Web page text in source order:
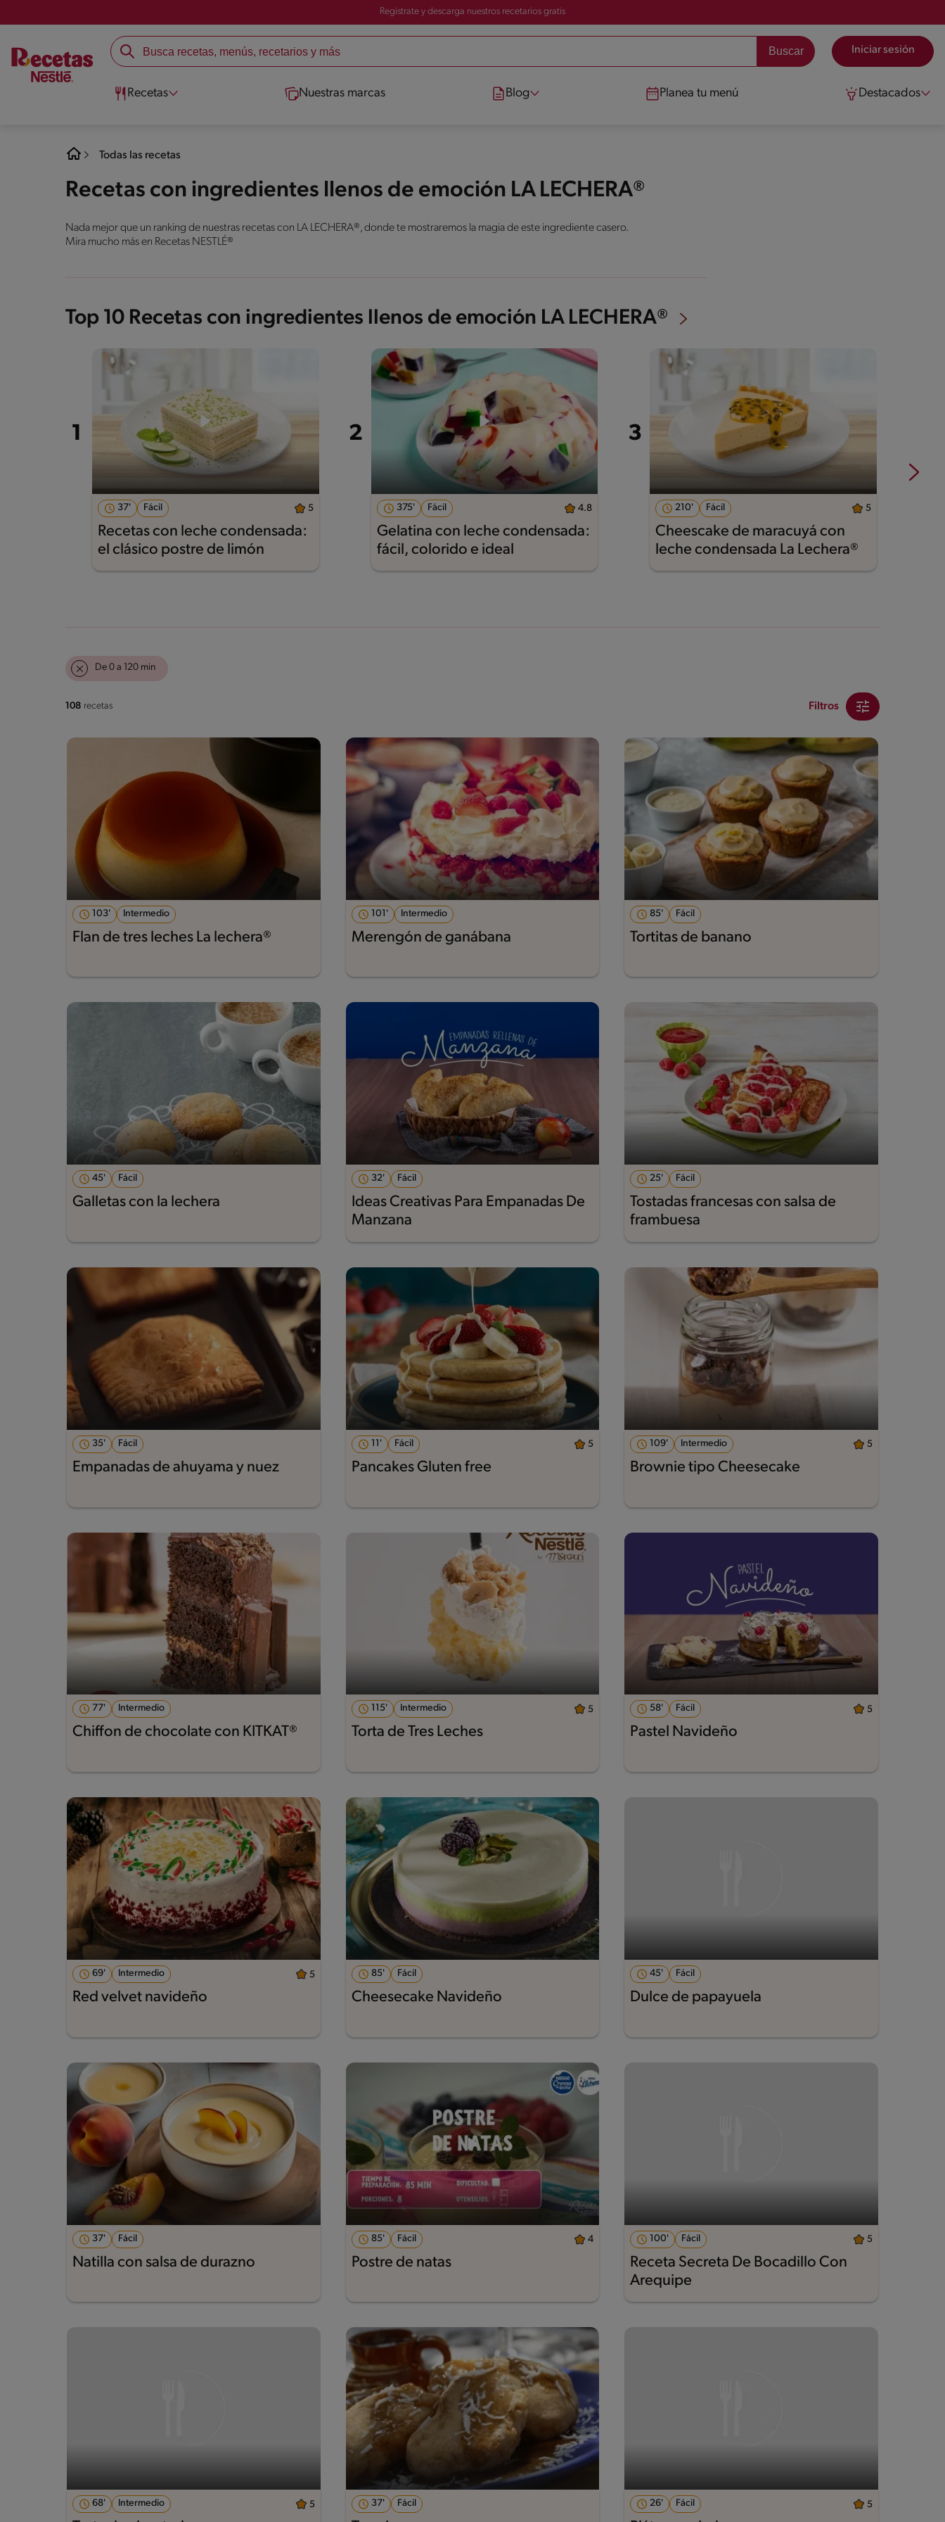
Registrate y descarga nuestros recetarios gratis
Iniciar sesión
Recetas Nuestras marcas Blog Planea tu menú Destacados
Todas las recetas
Recetas con ingredientes llenos de emoción LA LECHERA®
Nada mejor que un ranking de nuestras recetas con LA LECHERA®, donde te mostraremos la magia de este ingrediente casero.
Mira mucho más en Recetas NESTLÉ®
Top 10 Recetas con ingredientes llenos de emoción LA LECHERA®
37' Fácil 5
Recetas con leche condensada:
el clásico postre de limón
375' Fácil 4.8
Gelatina con leche condensada:
fácil, colorido e ideal
210' Fácil 5
Cheescake de maracuyá con
leche condensada La Lechera®
De 0 a 120 min
108 recetas Filtros
103' Intermedio
Flan de tres leches La lechera®
101' Intermedio
Merengón de ganábana
85' Fácil
Tortitas de banano
45' Fácil
Galletas con la lechera
32' Fácil
Ideas Creativas Para Empanadas De
Manzana
25' Fácil
Tostadas francesas con salsa de
frambuesa
35' Fácil
Empanadas de ahuyama y nuez
11' Fácil 5
Pancakes Gluten free
109' Intermedio 5
Brownie tipo Cheesecake
77' Intermedio
Chiffon de chocolate con KITKAT®
115' Intermedio 5
Torta de Tres Leches
58' Fácil 5
Pastel Navideño
69' Intermedio 5
Red velvet navideño
85' Fácil
Cheesecake Navideño
45' Fácil
Dulce de papayuela
37' Fácil
Natilla con salsa de durazno
85' Fácil 4
Postre de natas
100' Fácil 5
Receta Secreta De Bocadillo Con
Arequipe
68' Intermedio 5 37' Fácil 26' Fácil 5